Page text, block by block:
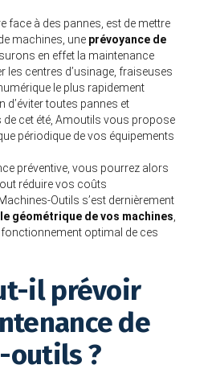
face à des pannes, est de mettre
machines, une prévoyance de
en effet la maintenance
les centres d’usinage, fraiseuses
le plus rapidement
d’éviter toutes pannes et
cet été, Amoutils vous propose
périodique de vos équipements
préventive, vous pourrez alors
réduire vos coûts
Outils s’est dernièrement
géométrique de vos machines
optimal de ces
il prévoir
de
outils ?